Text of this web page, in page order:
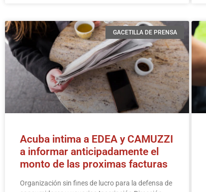
GACETILLA DE PRENSA
Acuba intima a EDEA y CAMUZZI
a informar anticipadamente el
monto de las proximas facturas
Organización sin fines de lucro para la defensa de